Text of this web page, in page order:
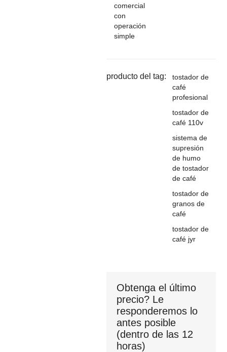
comercial
con
operación
simple
producto del tag:
tostador de
café
profesional
tostador de
café 110v
sistema de
supresión
de humo
de tostador
de café
tostador de
granos de
café
tostador de
café jyr
Obtenga el último
precio? Le
responderemos lo
antes posible
(dentro de las 12
horas)